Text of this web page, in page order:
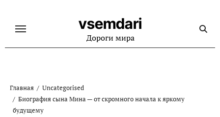
содержанию
vsemdari
Дороги мира
Главная
Uncategorised
Биография сына Мина — от скромного начала к яркому
будущему